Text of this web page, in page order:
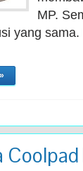
MP.
yang